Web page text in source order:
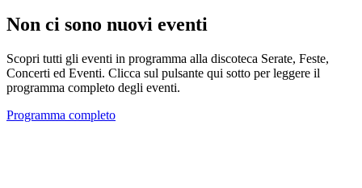
Non ci sono nuovi eventi
Scopri tutti gli eventi in programma alla discoteca Serate, Feste,
Concerti ed Eventi. Clicca sul pulsante qui sotto per leggere il
programma completo degli eventi.
Programma completo